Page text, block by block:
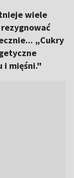
wiele
„Cukry
i mięśni."